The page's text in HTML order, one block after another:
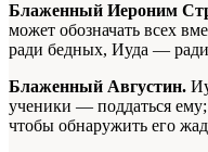
Блаженный Иероним
может обозначать всех
ради бедных, Иуда —
Блаженный Августин.
ученики — поддаться
чтобы обнаружить его